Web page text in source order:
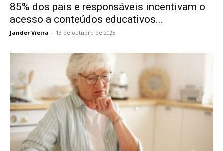
85% dos pais e responsáveis incentivam o
acesso a conteúdos educativos...
Jander Vieira - 13 de outubro de 2025